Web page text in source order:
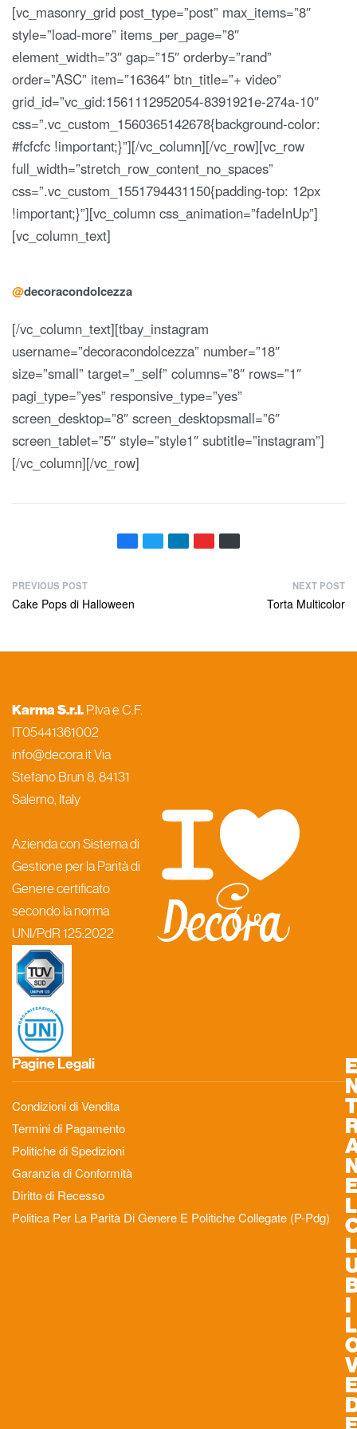
[vc_masonry_grid post_type=”post” max_items=”8″
style=”load-more” items_per_page=”8″
element_width=”3″ gap=”15″ orderby=”rand”
order=”ASC” item=”16364″ btn_title=”+ video”
grid_id=”vc_gid:1561112952054-8391921e-274a-10″
css=”.vc_custom_1560365142678{background-color:
#fcfcfc !important;}”][/vc_column][/vc_row][vc_row
full_width=”stretch_row_content_no_spaces”
css=”.vc_custom_1551794431150{padding-top: 12px
!important;}”][vc_column css_animation=”fadeInUp”]
[vc_column_text]
@decoracondolcezza
[/vc_column_text][tbay_instagram
username=”decoracondolcezza” number=”18″
size=”small” target=”_self” columns=”8″ rows=”1″
pagi_type=”yes” responsive_type=”yes”
screen_desktop=”8″ screen_desktopsmall=”6″
screen_tablet=”5″ style=”style1″ subtitle=”instagram”]
[/vc_column][/vc_row]
PREVIOUS POST
Cake Pops di Halloween
NEXT POST
Torta Multicolor
Karma S.r.l. P.Iva e C.F.
IT05441361002
info@decora.it Via
Stefano Brun 8, 84131
Salerno, Italy
Azienda con Sistema di
Gestione per la Parità di
Genere certificato
secondo la norma
UNI/PdR 125:2022
Pagine Legali
Condizioni di Vendita
Termini di Pagamento
Politiche di Spedizioni
Garanzia di Conformità
Diritto di Recesso
Politica Per La Parità Di Genere E Politiche Collegate (P-Pdg)
L
L
I
L